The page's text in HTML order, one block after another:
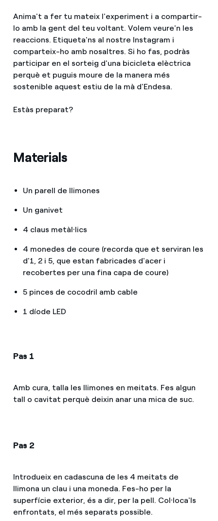
Anima't a fer tu mateix l'experiment i a compartir-
lo amb la gent del teu voltant. Volem veure'n les
reaccions. Etiqueta'ns al nostre Instagram i
comparteix-ho amb nosaltres. Si ho fas, podràs
participar en el sorteig d'una bicicleta elèctrica
perquè et puguis moure de la manera més
sostenible aquest estiu de la mà d'Endesa.
Estàs preparat?
Materials
Un parell de llimones
Un ganivet
4 claus metàl·lics
4 monedes de coure (recorda que et serviran les
d'1, 2 i 5, que estan fabricades d'acer i
recobertes per una fina capa de coure)
5 pinces de cocodril amb cable
1 díode LED
Pas 1
Amb cura, talla les llimones en meitats. Fes algun
tall o cavitat perquè deixin anar una mica de suc.
Pas 2
Introdueix en cadascuna de les 4 meitats de
llimona un clau i una moneda. Fes-ho per la
superfície exterior, és a dir, per la pell. Col·loca'ls
enfrontats, el més separats possible.